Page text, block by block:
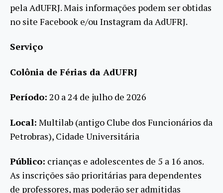
pela AdUFRJ. Mais informações podem ser obtidas
no site Facebook e/ou Instagram da AdUFRJ.
Serviço
Colônia de Férias da AdUFRJ
Período: 20 a 24 de julho de 2026
Local: Multilab (antigo Clube dos Funcionários da
Petrobras), Cidade Universitária
Público: crianças e adolescentes de 5 a 16 anos.
As inscrições são prioritárias para dependentes
de professores, mas poderão ser admitidas